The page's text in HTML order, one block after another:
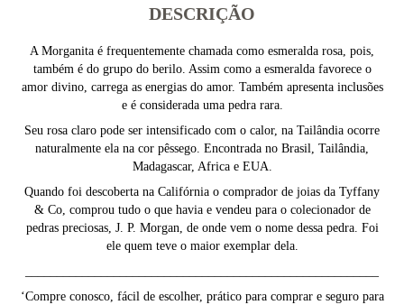
DESCRIÇÃO
A Morganita é frequentemente chamada como esmeralda rosa, pois,
também é do grupo do berilo. Assim como a esmeralda favorece o
amor divino, carrega as energias do amor. Também apresenta inclusões
e é considerada uma pedra rara.
Seu rosa claro pode ser intensificado com o calor, na Tailândia ocorre
naturalmente ela na cor pêssego. Encontrada no Brasil, Tailândia,
Madagascar, Africa e EUA.
Quando foi descoberta na Califórnia o comprador de joias da Tyffany
& Co, comprou tudo o que havia e vendeu para o colecionador de
pedras preciosas, J. P. Morgan, de onde vem o nome dessa pedra. Foi
ele quem teve o maior exemplar dela.
‘Compre conosco, fácil de escolher, prático para comprar e seguro para